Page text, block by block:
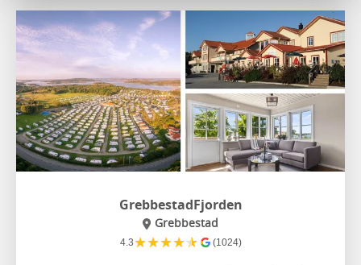
GrebbestadFjorden
Grebbestad
4.3★★★★★ (1024)